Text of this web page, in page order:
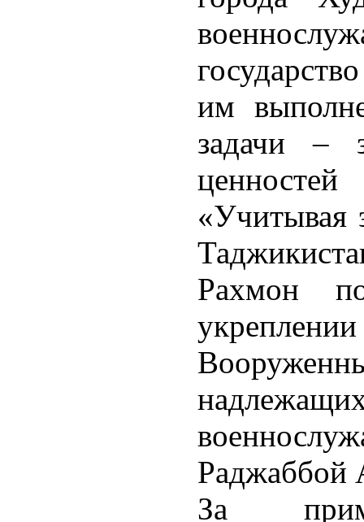
им
задачи –
«Учитывая
Рахмон
Раджаббой
За